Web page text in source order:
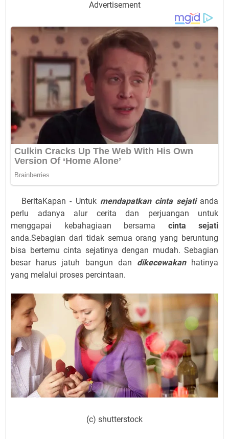
Advertisement
BeritaKapan - Untuk mendapatkan cinta sejatianda
perlu adanya alur cerita dan perjuangan untuk
menggapai kebahagiaan bersama cinta sejati
anda.Sebagian dari tidak semua orang yang beruntung
bisa bertemu cinta sejatinya dengan mudah. Sebagian
besar harus jatuh bangun dan dikecewakan hatinya
yang melalui proses percintaan.
(c) shutterstock